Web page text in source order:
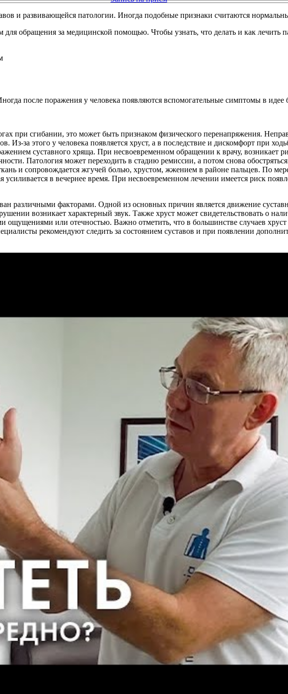
и развивающейся патологии. Иногда подобные признаки считаются
обращения за медицинской помощью. Чтобы узнать, что делать и как лечить
после поражения у человека появляются вспомогательные симптомы в идее
при сгибании, это может быть признаком физического перенапряжения.
Из-за этого у человека появляется хруст, а в последствие и дискомфорт при
суставного хряща. При несвоевременном обращении к врачу, возникает
Патология может переходить в стадию ремиссии, а потом снова
и сопровождается жгучей болью, хрустом, жжением в районе пальцев. По
усиливается в вечернее время. При несвоевременном лечении имеется риск
различными факторами. Одной из основных причин является движение
возникает характерный звук. Также хруст может свидетельствовать о
ощущениями или отечностью. Важно отметить, что в большинстве случаев хруст
рекомендуют следить за состоянием суставов и при появлении